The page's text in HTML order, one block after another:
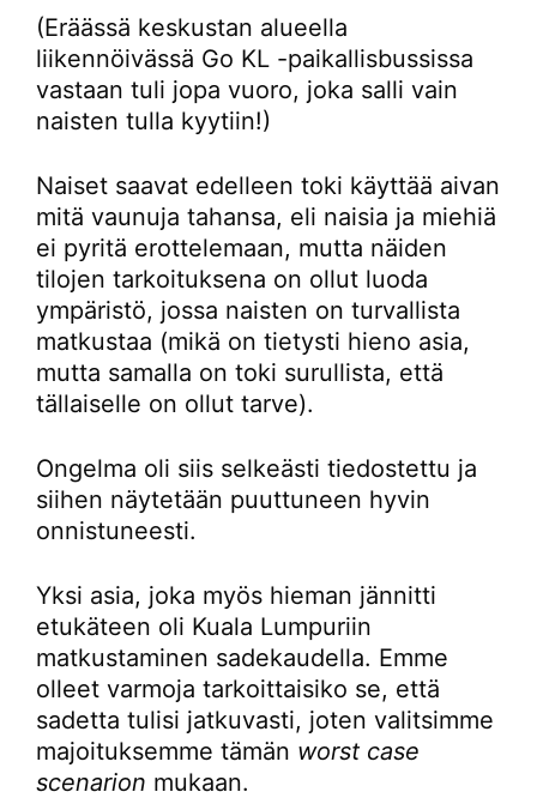
(Eräässä keskustan alueella
liikennöivässä Go KL -paikallisbussissa
vastaan tuli jopa vuoro, joka salli vain
naisten tulla kyytiin!)
Naiset saavat edelleen toki käyttää aivan
mitä vaunuja tahansa, eli naisia ja miehiä
ei pyritä erottelemaan, mutta näiden
tilojen tarkoituksena on ollut luoda
ympäristö, jossa naisten on turvallista
matkustaa (mikä on tietysti hieno asia,
mutta samalla on toki surullista, että
tällaiselle on ollut tarve).
Ongelma oli siis selkeästi tiedostettu ja
siihen näytetään puuttuneen hyvin
onnistuneesti.
Yksi asia, joka myös hieman jännitti
etukäteen oli Kuala Lumpuriin
matkustaminen sadekaudella. Emme
olleet varmoja tarkoittaisiko se, että
sadetta tulisi jatkuvasti, joten valitsimme
majoituksemme tämän worst case
scenarion mukaan.